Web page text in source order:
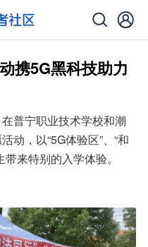
携5G黑科技助力
普宁职业技术学校和潮
动，以“5G体验区”、“和
来特别的入学体验。